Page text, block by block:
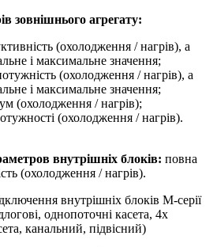
зовнішнього агрегату:
(охолодження / нагрів), а
і максимальне значення;
(охолодження / нагрів), а
і максимальне значення;
(охолодження / нагрів);
(охолодження / нагрів).
внутрішніх блоків: повна
(охолодження / нагрів).
внутрішніх блоків М-серії
однопоточні касета, 4х
канальний, підвісний)